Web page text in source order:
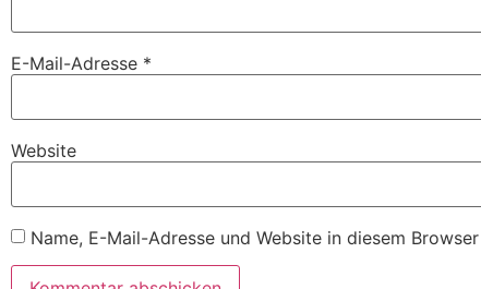
E-Mail-Adresse *
Website
Name, E-Mail-Adresse und Website in diesem